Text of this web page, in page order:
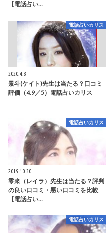
【電話占い…
電話占いカリス
2020.4.8
景斗(ケイト)先生は当たる？口コミ
評価（4.9／5）電話占いカリス
電話占いカリス
2019.10.30
零來（レイラ）先生は当たる？評判
の良い口コミ・悪い口コミを比較
【電話占い…
電話占いカリス